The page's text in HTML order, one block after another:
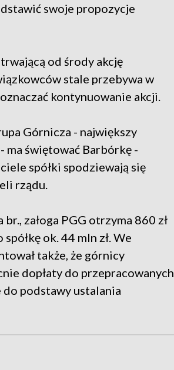
swoje propozycje
od środy akcję
stale przebywa w
kontynuowanie akcji.
Górnicza - największy
ma świętować Barbórkę -
spółki spodziewają się
rządu.
załoga PGG otrzyma 860 zł
ok. 44 mln zł. We
także, że górnicy
dopłaty do przepracowanych
do podstawy ustalania